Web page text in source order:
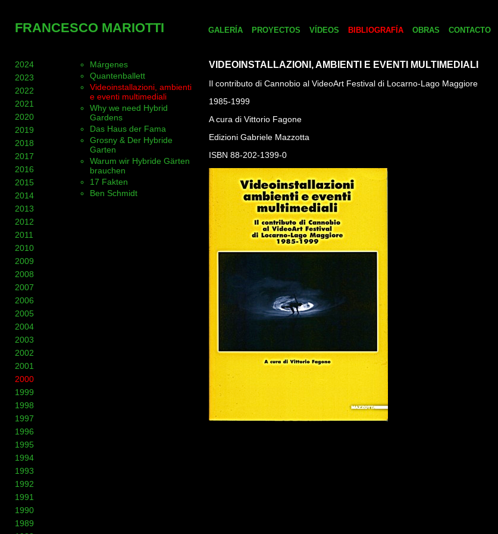
FRANCESCO MARIOTTI GALERÍA PROYECTOS VÍDEOS BIBLIOGRAFÍA OBRAS CONTACTO
2024
2023
2022
2021
2020
2019
2018
2017
2016
2015
2014
2013
2012
2011
2010
2009
2008
2007
2006
2005
2004
2003
2002
2001
2000
1999
1998
1997
1996
1995
1994
1993
1992
1991
1990
1989
Márgenes
Quantenballett
Videoinstallazioni, ambienti
e eventi multimediali
Why we need Hybrid
Gardens
Das Haus der Fama
Grosny & Der Hybride
Garten
Warum wir Hybride Gärten
brauchen
17 Fakten
Ben Schmidt
VIDEOINSTALLAZIONI, AMBIENTI E EVENTI MULTIMEDIALI
Il contributo di Cannobio al VideoArt Festival di Locarno-Lago Maggiore
1985-1999
A cura di Vittorio Fagone
Edizioni Gabriele Mazzotta
ISBN 88-202-1399-0